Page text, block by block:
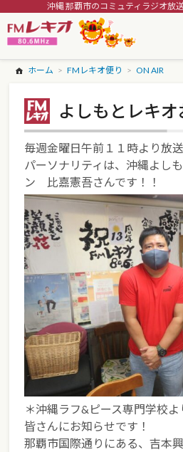
沖縄 那覇市のコミュティラジオ放
ホーム FMレキオ便り ON AIR
よしもとレキ
毎週金曜日午前１１時より放
パーソナリティは、沖縄よし
ン 比嘉憲吾さんです！！
＊沖縄ラフ&ピース専門学校
皆さんにお知らせです！
那覇市国際通りにある、吉本